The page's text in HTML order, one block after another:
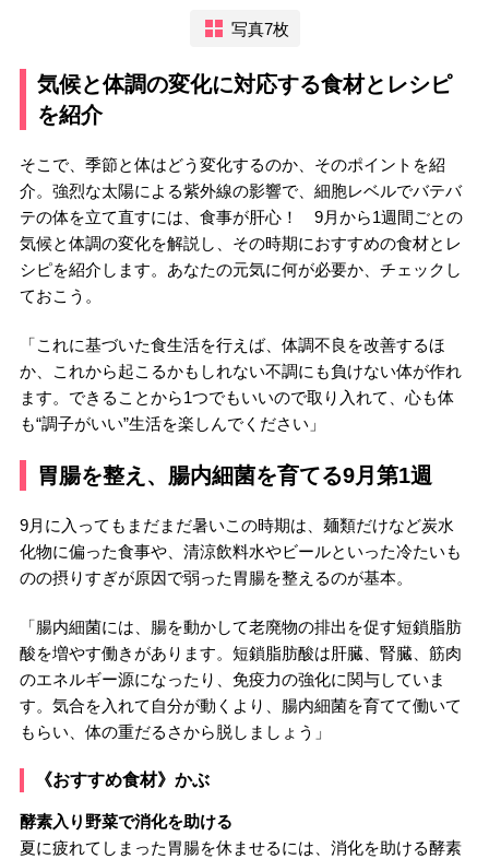
写真7枚
気候と体調の変化に対応する食材とレシピ
を紹介
そこで、季節と体はどう変化するのか、そのポイントを紹
介。強烈な太陽による紫外線の影響で、細胞レベルでバテバ
テの体を立て直すには、食事が肝心！ 9月から1週間ごとの
気候と体調の変化を解説し、その時期におすすめの食材とレ
シピを紹介します。あなたの元気に何が必要か、チェックし
ておこう。
「これに基づいた食生活を行えば、体調不良を改善するほ
か、これから起こるかもしれない不調にも負けない体が作れ
ます。できることから1つでもいいので取り入れて、心も体
も“調子がいい”生活を楽しんでください」
胃腸を整え、腸内細菌を育てる9月第1週
9月に入ってもまだまだ暑いこの時期は、麺類だけなど炭水
化物に偏った食事や、清涼飲料水やビールといった冷たいも
のの摂りすぎが原因で弱った胃腸を整えるのが基本。
「腸内細菌には、腸を動かして老廃物の排出を促す短鎖脂肪
酸を増やす働きがあります。短鎖脂肪酸は肝臓、腎臓、筋肉
のエネルギー源になったり、免疫力の強化に関与していま
す。気合を入れて自分が動くより、腸内細菌を育てて働いて
もらい、体の重だるさから脱しましょう」
《おすすめ食材》かぶ
酵素入り野菜で消化を助ける
夏に疲れてしまった胃腸を休ませるには、消化を助ける酵素